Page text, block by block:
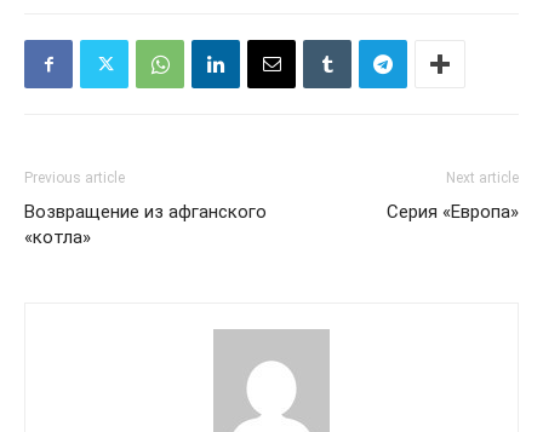
Previous article
Возвращение из афганского
«котла»
Next article
Серия «Европа»